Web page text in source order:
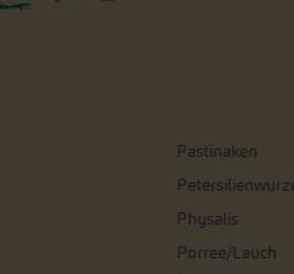
Pastinaken
Physalis
Porree/Lauch